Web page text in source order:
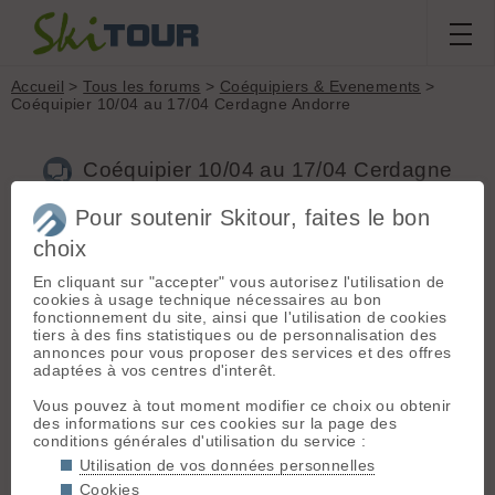
Accueil >Tous les forums > Coéquipiers & Evenements >
Coéquipier 10/04 au 17/04 Cerdagne Andorre
Coéquipier 10/04 au 17/04 Cerdagne
J
jm77[ 20posts] - Le 30/03/2011 16:26
Bonjour,
en vacances une semaine en Cerdagne je recherche des
coéquipiers pour ski de rando (et/ou rando nordique) ainsi
Dois-je amener mon vtt ?
😉 j'espère plein de réponses !
pat81- Le 30/03/2011 18:25
Pour soutenir Skitour, faites le bon
choix
En cliquant sur "accepter" vous autorisez l'utilisation de
cookies à usage technique nécessaires au bon
fonctionnement du site, ainsi que l'utilisation de cookies
tiers à des fins statistiques ou de personnalisation des
annonces pour vous proposer des services et des offres
adaptées à vos centres d'interêt.
Vous pouvez à tout moment modifier ce choix ou obtenir
des informations sur ces cookies sur la page des
conditions générales d'utilisation du service :
Utilisation de vos données personnelles
Cookies